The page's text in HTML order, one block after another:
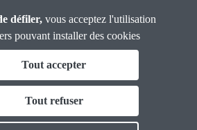
syndicales
défiler, vous acceptez l'utilisation
pouvant installer des cookies
Tout accepter
Tout refuser